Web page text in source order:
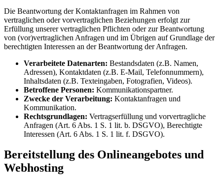
Die Beantwortung der Kontaktanfragen im Rahmen von
vertraglichen oder vorvertraglichen Beziehungen erfolgt zur
Erfüllung unserer vertraglichen Pflichten oder zur Beantwortung
von (vor)vertraglichen Anfragen und im Übrigen auf Grundlage der
berechtigten Interessen an der Beantwortung der Anfragen.
Verarbeitete Datenarten: Bestandsdaten (z.B. Namen,
Adressen), Kontaktdaten (z.B. E-Mail, Telefonnummern),
Inhaltsdaten (z.B. Texteingaben, Fotografien, Videos).
Betroffene Personen: Kommunikationspartner.
Zwecke der Verarbeitung: Kontaktanfragen und
Kommunikation.
Rechtsgrundlagen: Vertragserfüllung und vorvertragliche
Anfragen (Art. 6 Abs. 1 S. 1 lit. b. DSGVO), Berechtigte
Interessen (Art. 6 Abs. 1 S. 1 lit. f. DSGVO).
Bereitstellung des Onlineangebotes und
Webhosting